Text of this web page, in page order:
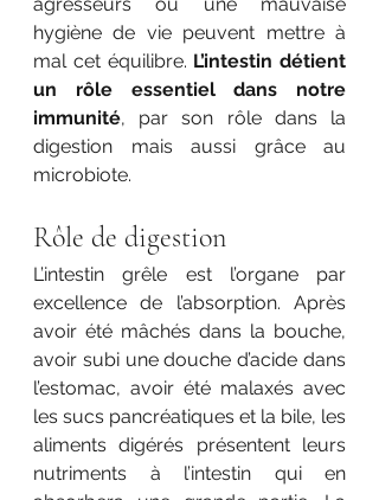
hygiène de vie peuvent mettre à
mal cet équilibre. L’intestin détient
un rôle essentiel dans notre
immunité, par son rôle dans la
digestion mais aussi grâce au
microbiote.
Rôle de digestion
L’intestin grêle est l’organe par
excellence de l’absorption. Après
avoir été mâchés dans la bouche,
avoir subi une douche d’acide dans
l’estomac, avoir été malaxés avec
les sucs pancréatiques et la bile, les
aliments digérés présentent leurs
nutriments à l’intestin qui en